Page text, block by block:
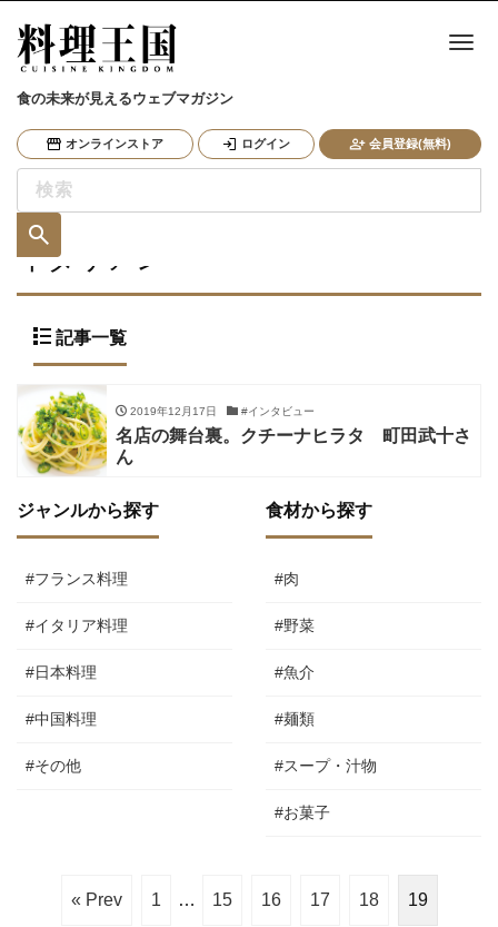
食の未来が見えるウェブマガジン
オンラインストア ログイン 会員登録(無料)
ナ
イタリアン
記事一覧
2019年12月17日 #インタビュー
名店の舞台裏。クチーナヒラタ 町田武十さ
ん
ジャンルから探す
#フランス料理
#イタリア料理
#日本料理
#中国料理
#その他
食材から探す
#肉
#野菜
#魚介
#麺類
#スープ・汁物
#お菓子
« Prev 1 … 15 16 17 18 19